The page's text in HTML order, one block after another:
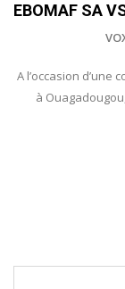
EBOMAF SA
A l’occasion
à